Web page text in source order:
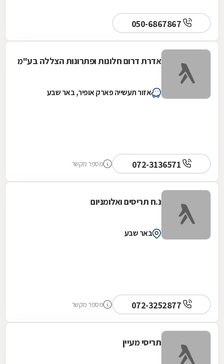
אדרת דרום חלונות ופתרונות הצללה בע"מ
אזור תעשייה פארק אופיר, באר שבע
מספר מקשר
נ.ח תריסים ואלומניום
באר שבע
מספר מקשר
תריסי מעיין